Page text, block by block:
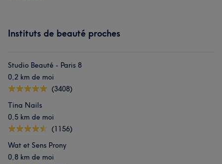
Instituts de beauté proches
Studio Beauté - Paris 8
0,2 km de moi
(3408)
Tina Nails
0,5 km de moi
(1156)
Wat et Sens Prony
0,8 km de moi